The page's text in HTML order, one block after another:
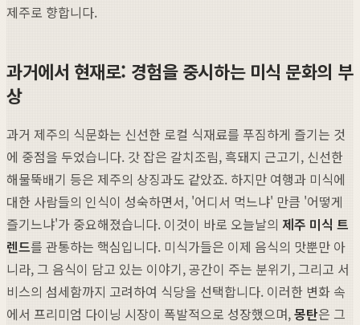
제주로 향합니다.
과거에서 현재로: 경험을 중시하는 미식 문화의 부
상
과거 제주의 식문화는 신선한 로컬 식재료를 푸짐하게 즐기는 것
에 중점을 두었습니다. 갓 잡은 갈치조림, 흑돼지 근고기, 신선한
해물뚝배기 등은 제주의 상징과도 같았죠. 하지만 여행과 미식에
대한 사람들의 인식이 성숙하면서, '어디서 먹느냐' 만큼 '어떻게
즐기느냐'가 중요해졌습니다. 이것이 바로 오늘날의 제주 미식 트
렌드를 관통하는 핵심입니다. 미식가들은 이제 음식의 맛뿐만 아
니라, 그 음식이 담고 있는 이야기, 공간이 주는 분위기, 그리고 서
비스의 섬세함까지 고려하여 식당을 선택합니다. 이러한 변화 속
에서 프리미엄 다이닝 시장이 폭발적으로 성장했으며,몽탄은 그